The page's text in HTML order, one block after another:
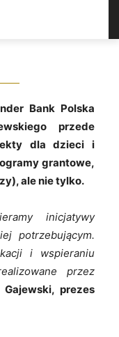
Bank Polska
przede
dla dzieci i
grantowe,
ale nie tylko.
inicjatywy
potrzebującym.
i wspieraniu
przez
Gajewski, prezes